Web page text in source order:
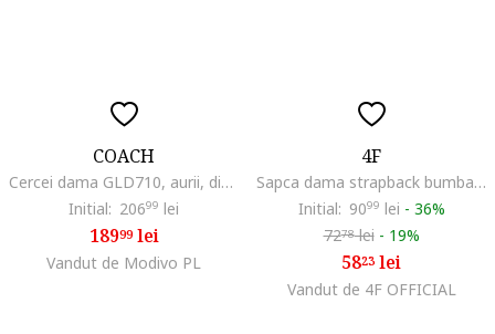
COACH
Cercei dama GLD710, aurii, din material plastic
Initial: 20699 lei
18999lei
Vandut de Modivo PL
4F
Sapca dama strapback bumbac maro 56cm XS/S
Initial: 9099 lei - 36%
7278lei - 19%
5823lei
Vandut de 4F OFFICIAL